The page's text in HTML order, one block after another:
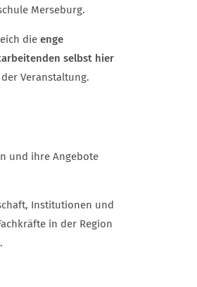
Merseburg.
die enge
selbst hier
Veranstaltung.
und ihre Angebote
Institutionen und
in der Region